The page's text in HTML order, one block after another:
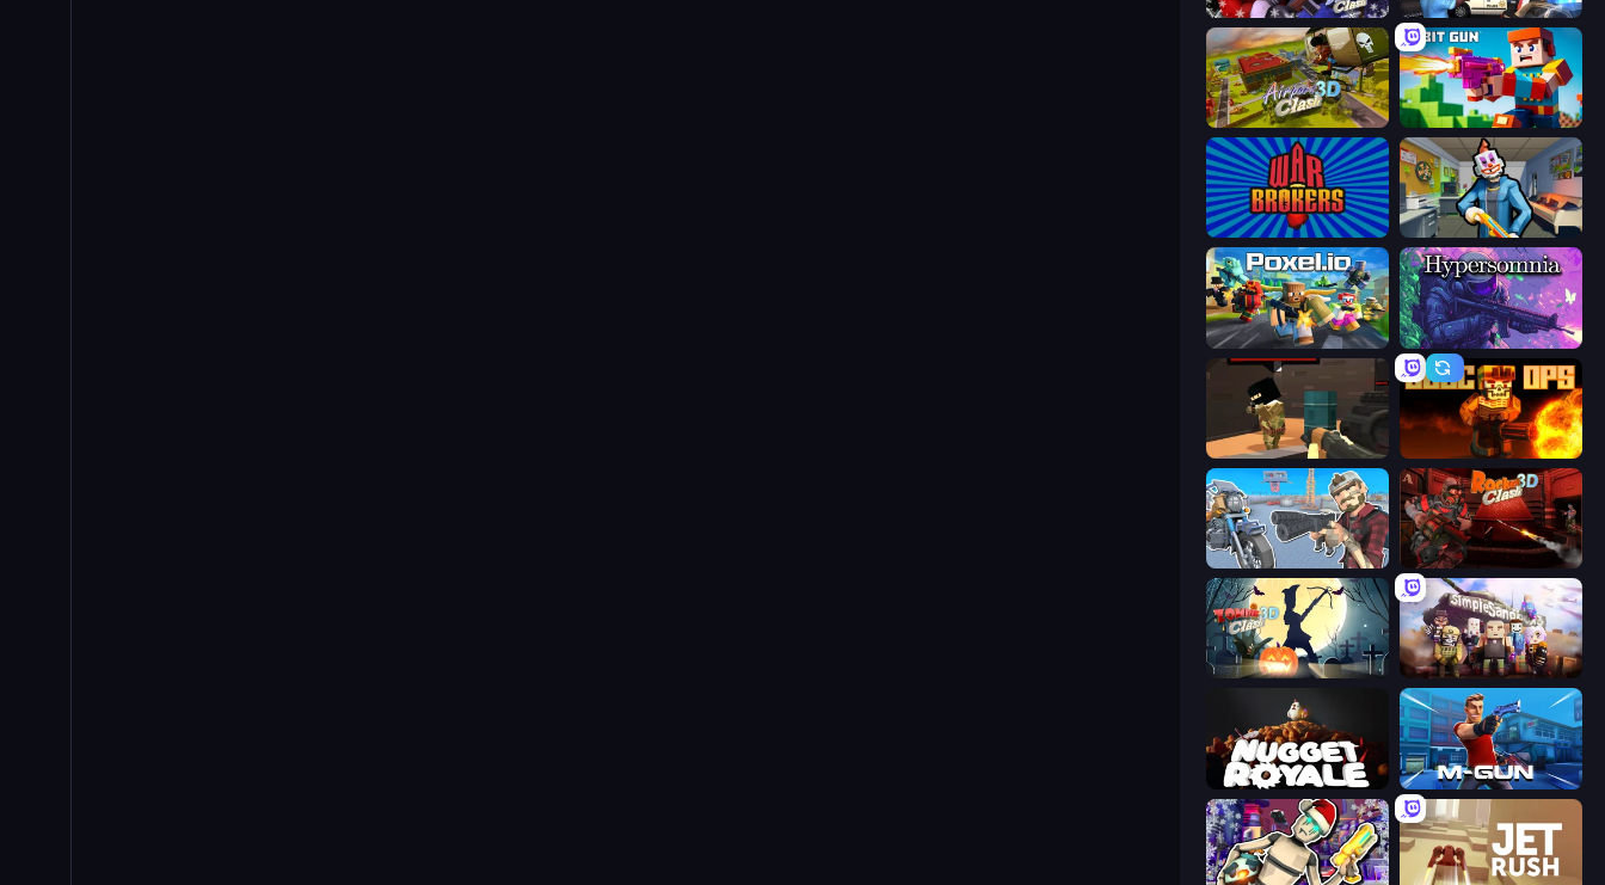
Winter Clash 3D Vegas Clash 3D
Airport Clash 3D Bit Gun.io
War Brokers Save the Hostages
Poxel.io Hypersomnia
Pixel Force BLOCOPS
Shoot and Drive Rocket Clash 3D
Zombie Clash 3D: Halloween Simple Sandbox 3
Nugget Royale Muscle Gun.IO